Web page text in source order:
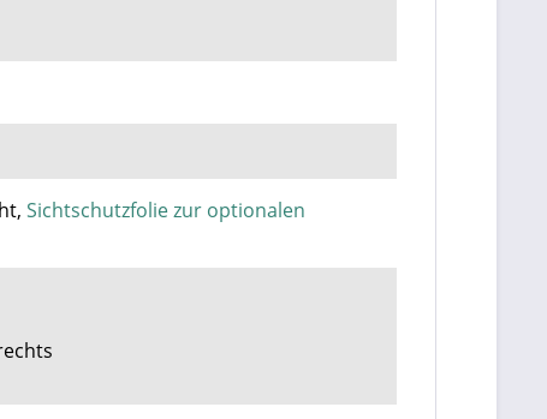
Sichtschutzfolie zur optionalen